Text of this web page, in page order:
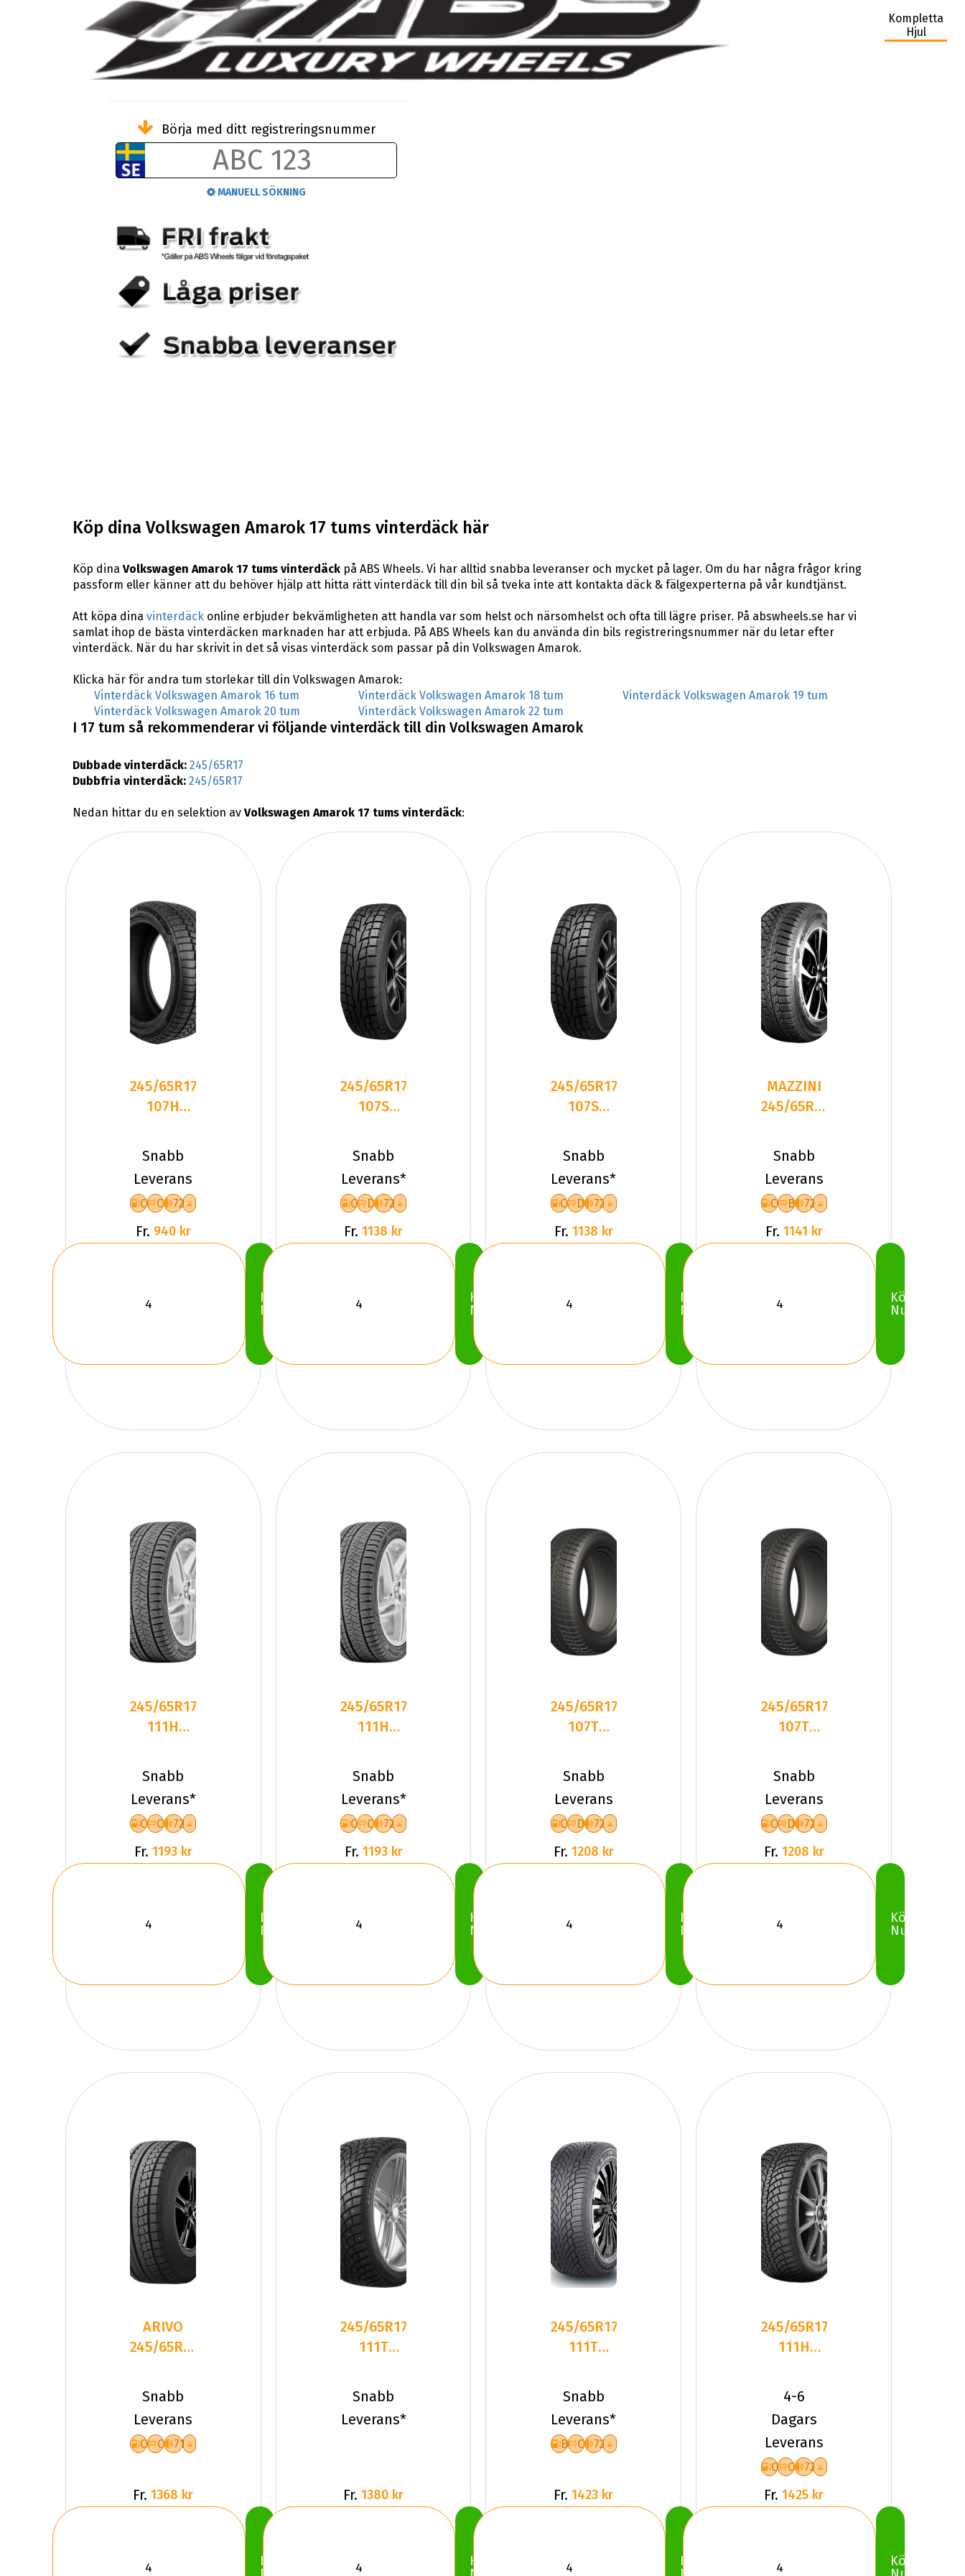
Kompletta
Hjul
Börja med ditt registreringsnummer
MANUELL SÖKNING
Köp dina Volkswagen Amarok 17 tums vinterdäck här
Köp dina Volkswagen Amarok 17 tums vinterdäckpå ABS Wheels. Vi har alltid snabba leveranser och mycket på lager. Om du har några frågor kring
passform eller känner att du behöver hjälp att hitta rätt vinterdäck till din bil så tveka inte att kontakta däck & fälgexperterna på vår kundtjänst.
Att köpa dina vinterdäckonline erbjuder bekvämligheten att handla var som helst och närsomhelst och ofta till lägre priser. På abswheels.se har vi
samlat ihop de bästa vinterdäcken marknaden har att erbjuda. På ABS Wheels kan du använda din bils registreringsnummer när du letar efter
vinterdäck. När du har skrivit in det så visas vinterdäck som passar på din Volkswagen Amarok.
Klicka här för andra tum storlekar till din Volkswagen Amarok:
Vinterdäck Volkswagen Amarok 16 tum
Vinterdäck Volkswagen Amarok 18 tum
Vinterdäck Volkswagen Amarok 19 tum
Vinterdäck Volkswagen Amarok 20 tum
Vinterdäck Volkswagen Amarok 22 tum
I 17 tum så rekommenderar vi följande vinterdäck till din Volkswagen Amarok
Dubbade vinterdäck: 245/65R17
Dubbfria vinterdäck: 245/65R17
Nedan hittar du en selektion av Volkswagen Amarok 17 tums vinterdäck:
245/65R17
107H
Z507
CCB72
PCRW
Snabb
Leverans
C C 72
Fr. 940 kr
Köp
Nu
245/65R17
107S
SNOW-H
MWS01
FÃ¶r
Snabb
Leverans*
C D 72
Fr. 1138 kr
Köp
Nu
245/65R17
107S
SNOW-H
MWS01
FÃ¶r
Snabb
Leverans*
C D 72
Fr. 1138 kr
Köp
Nu
MAZZINI
245/65R17
SNOW
LEOPARD
2
Snabb
Leverans
C B 72
Fr. 1141 kr
Köp
Nu
245/65R17
111H
PL02 XL
Friktion
2025
Snabb
Leverans*
C C 72
Fr. 1193 kr
Köp
Nu
245/65R17
111H
PL02 XL
Friktion
2025
Snabb
Leverans*
C C 72
Fr. 1193 kr
Köp
Nu
245/65R17
107T
WINTER
DEFENDER
ICE
Snabb
Leverans
C D 72
Fr. 1208 kr
Köp
Nu
245/65R17
107T
WINTER
DEFENDER
ICE
Snabb
Leverans
C D 72
Fr. 1208 kr
Köp
Nu
ARIVO
245/65R17
WINMASTER
ARW 2
Snabb
Leverans
C C 71
Fr. 1368 kr
Köp
245/65R17
111T
TI501 XL
Dubbat
2025
Snabb
Leverans*
Fr. 1380 kr
Köp
245/65R17
111T
BLAZER
ARCTIC
Snabb
Leverans*
B C 72
Fr. 1423 kr
Köp
245/65R17
111H
Wintercraft
WP71 X
4-6
Dagars
Leverans
C C 72
Fr. 1425 kr
Köp